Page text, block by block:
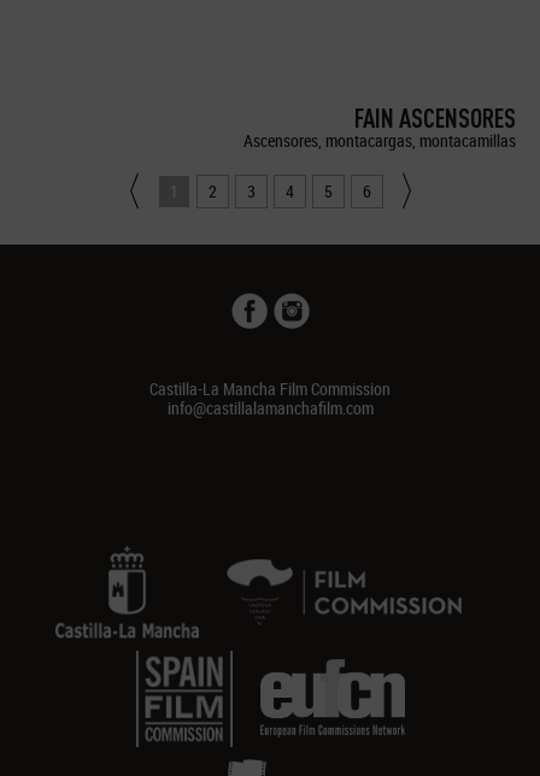
FAIN ASCENSORES
Ascensores, montacargas, montacamillas
1 2 3 4 5 6
Castilla-La Mancha Film Commission
info@castillalamanchafilm.com